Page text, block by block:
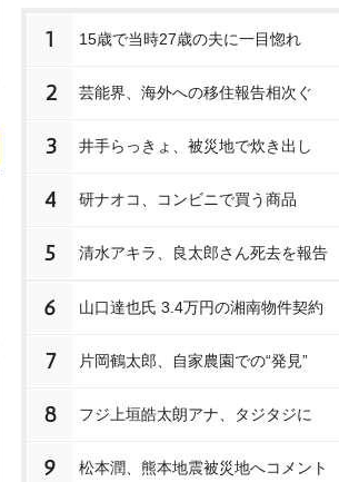
1 15歳で当時27歳の夫に一目惚れ
2 芸能界、海外への移住報告相次ぐ
3 井手らっきょ、被災地で炊き出し
4 研ナオコ、コンビニで買う商品
5 清水アキラ、良太郎さん死去を報告
6 山口達也氏 3.4万円の湘南物件契約
7 片岡鶴太郎、自家農園での“発見”
8 フジ上垣皓太朗アナ、タジタジに
9 松本潤、熊本地震被災地へコメント